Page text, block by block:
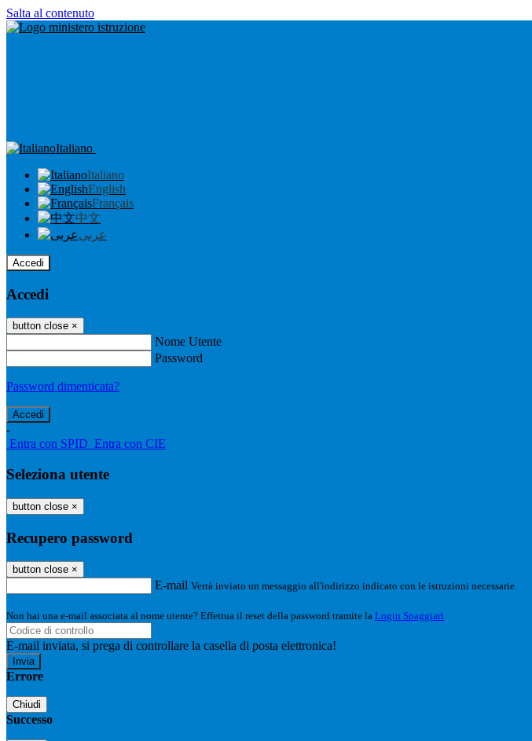
Salta al contenuto
Italiano
Italiano
English
Français
中文
عربى
Accedi
Accedi
button close ×
Nome Utente
Password
Password dimenticata?
-
Entra con SPID Entra con CIE
Seleziona utente
button close ×
Recupero password
button close ×
E-mail Verrà inviato un messaggio all'indirizzo indicato con le istruzioni necessarie.
Non hai una e-mail associata al nome utente? Effettua il reset della password tramite la Login Spaggiari
E-mail inviata, si prega di controllare la casella di posta elettronica!
Errore
Chiudi
Successo